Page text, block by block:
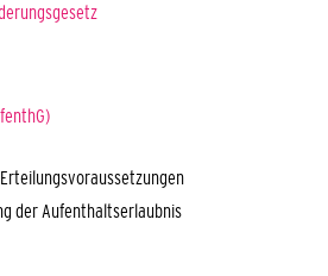
der Aufenthaltserlaubnis